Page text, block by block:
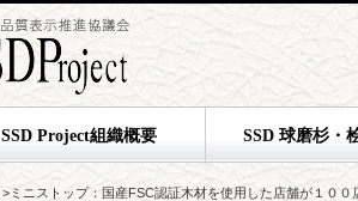
SSD Project組織概要 SSD 球磨杉・
> ミニストップ：国産FSC認証木材を使用した店舗が１００